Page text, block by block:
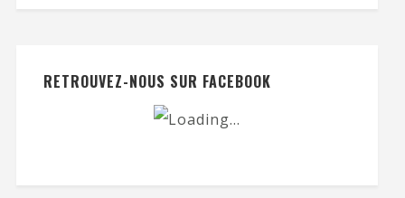
RETROUVEZ-NOUS SUR FACEBOOK